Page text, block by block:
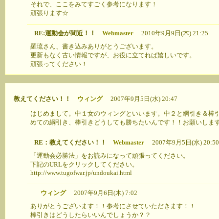
それで、ここをみてすごく参考になります！
頑張ります☆
RE:運動会が間近！！ Webmaster2010年9月9日(木) 21:25
羅琉さん、書き込みありがとうございます。
更新もなく古い情報ですが、お役に立てれば嬉しいです。
頑張ってください！
教えてください！！ ウィング2007年9月5日(水) 20:47
はじめまして。中１女のウィングといいます。中２と綱引き＆
めての綱引き、棒引きどうしても勝ちたいんです！！お願いしま
RE：教えてください！！ Webmaster2007年9月5日(水)
「運動会必勝法」をお読みになって頑張ってください。
下記のURLをクリックしてください。
http://www.tugofwar.jp/undoukai.html
ウィング2007年9月6日(木) 7:02
ありがとうございます！！参考にさせていただきます！！
棒引きはどうしたらいいんでしょうか？？